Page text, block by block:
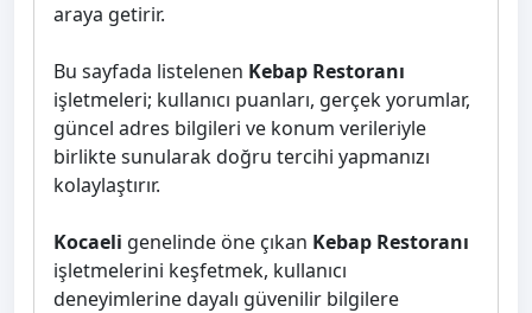
araya getirir.
Bu sayfada listelenen Kebap Restoranı
işletmeleri; kullanıcı puanları, gerçek yorumlar,
güncel adres bilgileri ve konum verileriyle
birlikte sunularak doğru tercihi yapmanızı
kolaylaştırır.
Kocaeli genelinde öne çıkan Kebap Restoranı
işletmelerini keşfetmek, kullanıcı
deneyimlerine dayalı güvenilir bilgilere